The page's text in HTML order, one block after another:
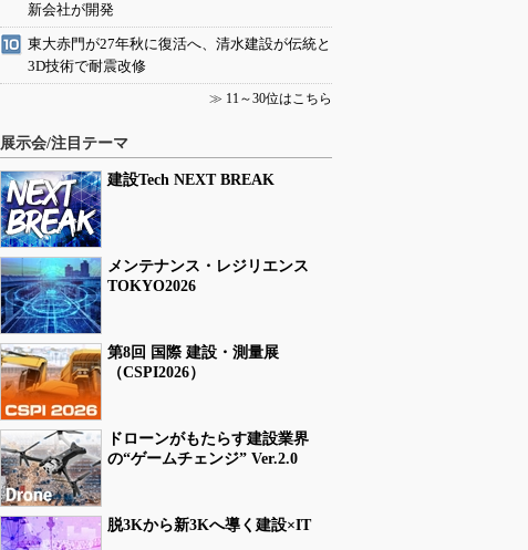
新会社が開発
東大赤門が27年秋に復活へ、清水建設が伝統と
3D技術で耐震改修
≫ 11～30位はこちら
展示会/注目テーマ
建設Tech NEXT BREAK
メンテナンス・レジリエンス
TOKYO2026
第8回 国際 建設・測量展
（CSPI2026）
ドローンがもたらす建設業界
の“ゲームチェンジ” Ver.2.0
脱3Kから新3Kへ導く建設×IT